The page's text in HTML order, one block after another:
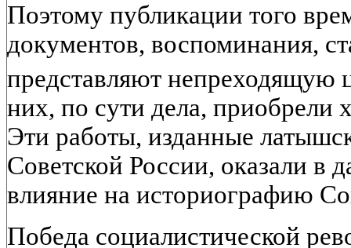
Поэтому публикации того
документов, воспоминания,
представляют непреходящую
них, по сути дела, приобрели
Эти работы, изданные
Советской России, оказали в
влияние на историографию
Победа социалистической